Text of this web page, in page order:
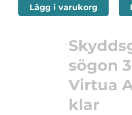
Lägg i varukorg
sögon
Virtua
klar